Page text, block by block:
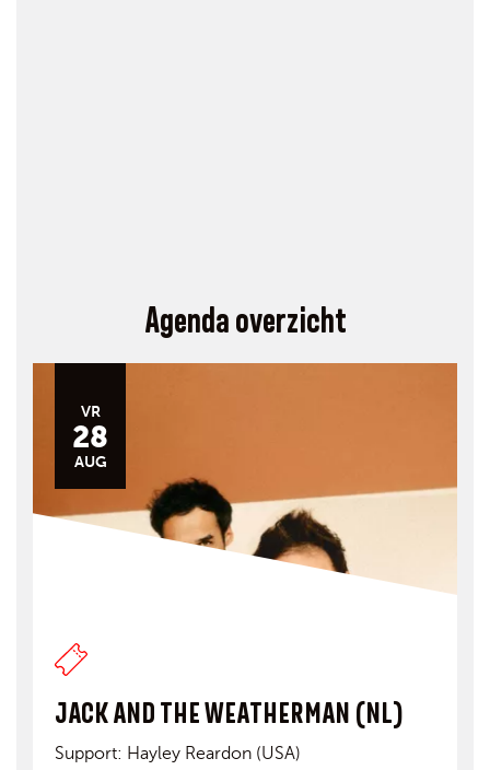
Agenda overzicht
VR
28
AUG
JACK AND THE WEATHERMAN (NL)
Support: Hayley Reardon (USA)